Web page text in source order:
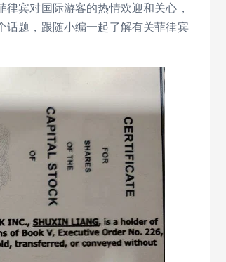
宾对国际游客的热情欢迎和关心，
话题，跟随小编一起了解有关菲律宾